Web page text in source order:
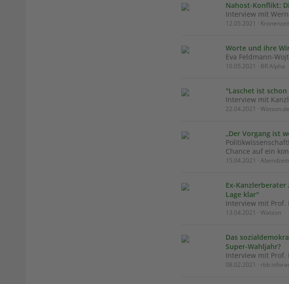
Nahost-Konflikt:
Interview mit
12.05.2021 ·
Worte und ihre
Eva Feldmann-
10.05.2021 · BR Alpha
"Laschet ist
Interview mit
22.04.2021 · Watson.de
„Der Vorgang ist
Chance auf ein
15.04.2021 ·
Ex-
Lage klar"
Interview mit Prof.
13.04.2021 · Watson
Das
Super-Wahljahr?
Interview mit Prof.
08.02.2021 · rbb